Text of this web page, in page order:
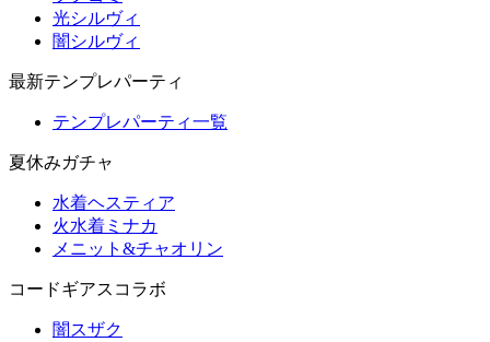
光シルヴィ
闇シルヴィ
最新テンプレパーティ
テンプレパーティ一覧
夏休みガチャ
水着ヘスティア
火水着ミナカ
メニット&チャオリン
コードギアスコラボ
闇スザク